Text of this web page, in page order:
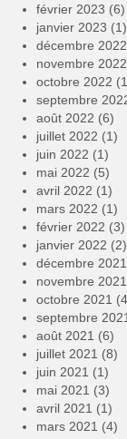
février 2023 (6)
janvier 2023 (1)
décembre 2022
novembre 2022
octobre 2022
septembre
août 2022 (6)
juillet 2022 (1)
juin 2022 (1)
mai 2022 (5)
avril 2022 (1)
mars 2022 (1)
février 2022 (3)
janvier 2022 (2)
décembre 2021
novembre 2021
octobre 2021
septembre 2021
août 2021 (6)
juillet 2021 (8)
juin 2021 (1)
mai 2021 (3)
avril 2021 (1)
mars 2021 (4)